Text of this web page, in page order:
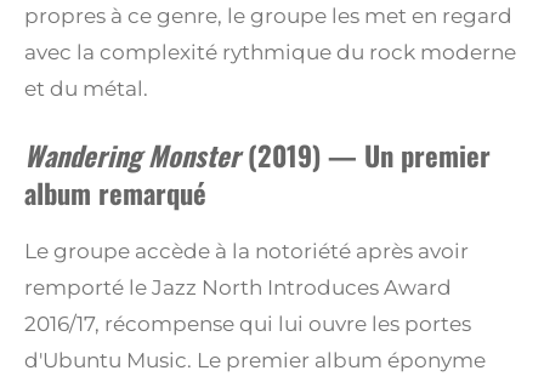
propres à ce genre, le groupe les met en regard
avec la complexité rythmique du rock moderne
et du métal.
Wandering Monster(2019) — Un premier
album remarqué
Le groupe accède à la notoriété après avoir
remporté le Jazz North Introduces Award
2016/17, récompense qui lui ouvre les portes
d'Ubuntu Music. Le premier album éponyme